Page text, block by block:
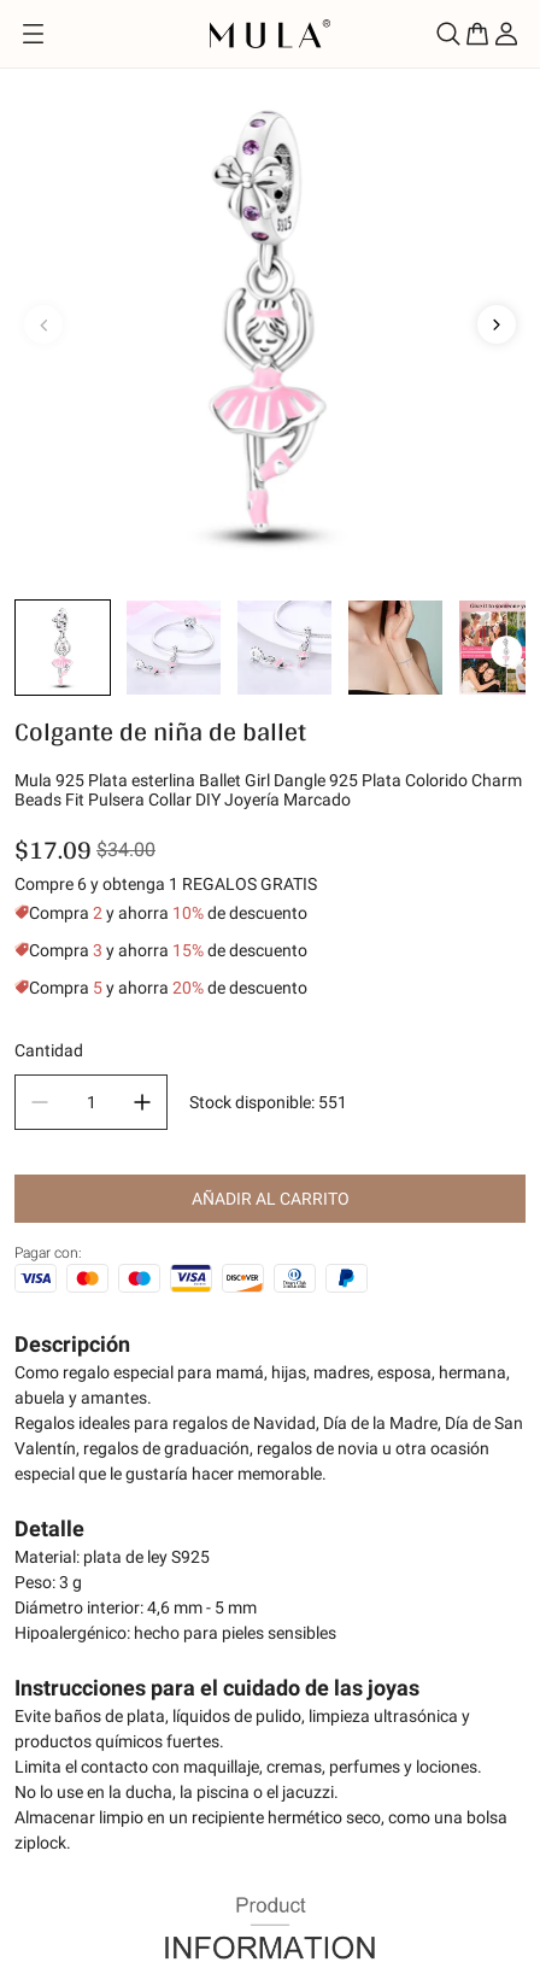
Colgante de niña de ballet
Mula 925 Plata esterlina Ballet Girl Dangle 925 Plata Colorido Charm
Beads Fit Pulsera Collar DIY Joyería Marcado
$17.09 $34.00
Compre 6 y obtenga 1 REGALOS GRATIS
Compra 2 y ahorra 10%de descuento
Compra 3 y ahorra 15%de descuento
Compra 5y ahorra 20%de descuento
Cantidad
Stock disponible: 551
AÑADIR AL CARRITO
Pagar con:
Descripción
Como regalo especial para mamá, hijas, madres, esposa, hermana,
abuela y amantes.
Regalos ideales para regalos de Navidad, Día de la Madre, Día de San
Valentín, regalos de graduación, regalos de novia u otra ocasión
especial que le gustaría hacer memorable.
Detalle
Material: plata de ley S925
Peso: 3 g
Diámetro interior: 4,6 mm - 5 mm
Hipoalergénico: hecho para pieles sensibles
Instrucciones para el cuidado de las joyas
Evite baños de plata, líquidos de pulido, limpieza ultrasónica y
productos químicos fuertes.
Limita el contacto con maquillaje, cremas, perfumes y lociones.
No lo use en la ducha, la piscina o el jacuzzi.
Almacenar limpio en un recipiente hermético seco, como una bolsa
ziplock.